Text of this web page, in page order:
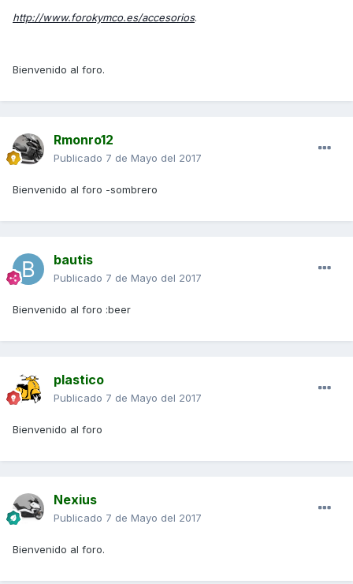
http://www.forokymco.es/accesorios.
Bienvenido al foro.
Rmonro12
Publicado 7 de Mayo del 2017
Bienvenido al foro -sombrero
bautis
Publicado 7 de Mayo del 2017
Bienvenido al foro :beer
plastico
Publicado 7 de Mayo del 2017
Bienvenido al foro
Nexius
Publicado 7 de Mayo del 2017
Bienvenido al foro.